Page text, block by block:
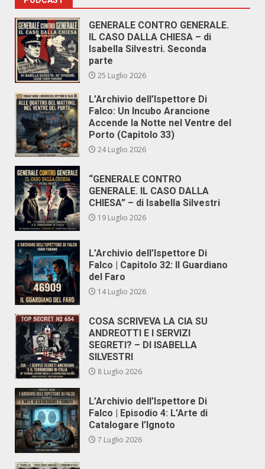
GENERALE CONTRO GENERALE.
IL CASO DALLA CHIESA – di
Isabella Silvestri. Seconda
parte
25 Luglio 2026
L’Archivio dell’Ispettore Di
Falco: Un Incubo Arancione
Accende la Notte nel Ventre del
Porto (Capitolo 33)
24 Luglio 2026
“GENERALE CONTRO
GENERALE. IL CASO DALLA
CHIESA” – di Isabella Silvestri
19 Luglio 2026
L’Archivio dell’Ispettore Di
Falco | Capitolo 32: Il Guardiano
del Faro
14 Luglio 2026
COSA SCRIVEVA LA CIA SU
ANDREOTTI E I SERVIZI
SEGRETI? – DI ISABELLA
SILVESTRI
8 Luglio 2026
L’Archivio dell’Ispettore Di
Falco | Episodio 4: L’Arte di
Catalogare l’Ignoto
7 Luglio 2026